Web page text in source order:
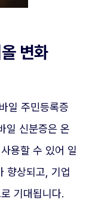
변화
일 주민등록증
일 신분증은 온
용할 수 있어 일
향상되고, 기업
기대됩니다.